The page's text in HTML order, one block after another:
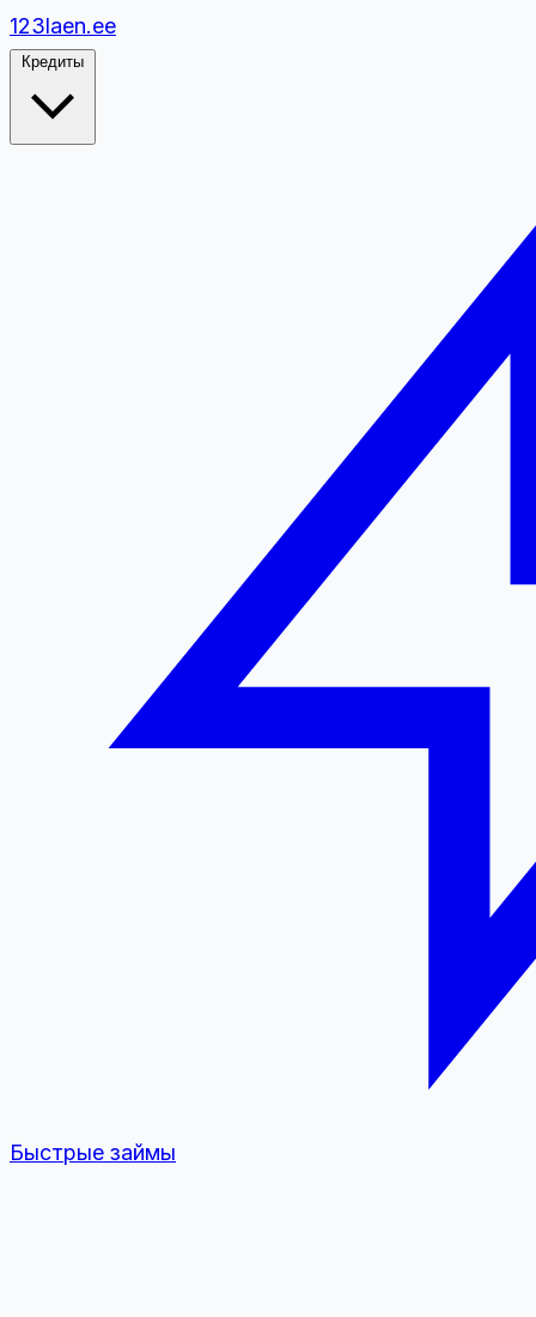
123laen.ee
Быстрые займы